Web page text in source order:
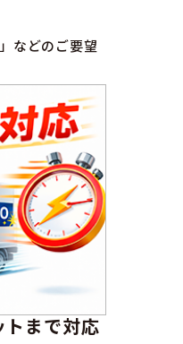
などのご要望
トまで対応